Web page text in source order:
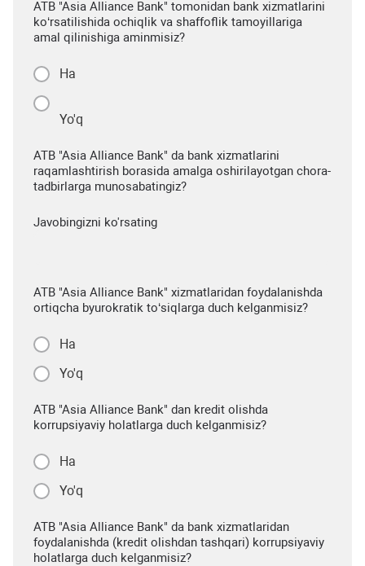
ATB "Asia Alliance Bank" tomonidan bank xizmatlarini
ko‘rsatilishida ochiqlik va shaffoflik tamoyillariga
amal qilinishiga aminmisiz?
Ha
Yo'q
ATB "Asia Alliance Bank" da bank xizmatlarini
raqamlashtirish borasida amalga oshirilayotgan chora-
tadbirlarga munosabatingiz?
Javobingizni ko'rsating
ATB "Asia Alliance Bank" xizmatlaridan foydalanishda
ortiqcha byurokratik to‘siqlarga duch kelganmisiz?
Ha
Yo'q
ATB "Asia Alliance Bank" dan kredit olishda
korrupsiyaviy holatlarga duch kelganmisiz?
Ha
Yo'q
ATB "Asia Alliance Bank" da bank xizmatlaridan
foydalanishda (kredit olishdan tashqari) korrupsiyaviy
holatlarga duch kelganmisiz?